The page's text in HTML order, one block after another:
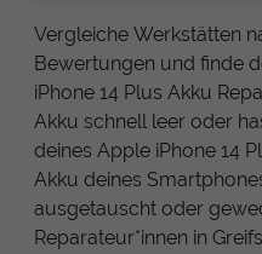
Vergleiche Werkstätten
Bewertungen und finde
iPhone 14 Plus Akku
Akku schnell leer oder
deines Apple iPhone 14
Akku deines
ausgetauscht oder
Reparateur*innen in